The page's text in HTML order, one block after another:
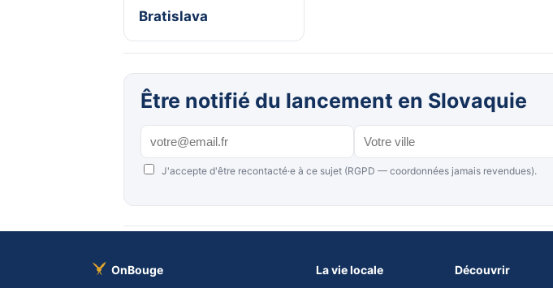
Bratislava
Être notifié du lancement en Slovaquie
J'accepte d'être recontacté·e à ce sujet (RGPD — coordonnées jamais revendues).
OnBouge
La vie locale Découvrir